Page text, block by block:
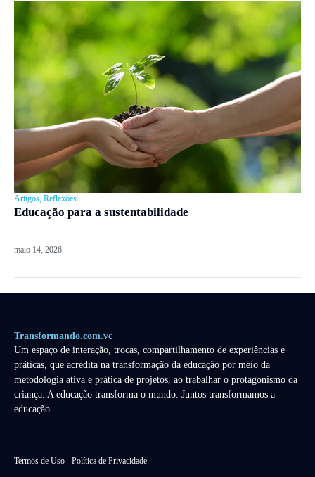
Artigos Reflexões
Educação para a sustentabilidade
maio 14, 2026
Transformando.com.vc
Um espaço de interação, trocas, compartilhamento de experiências e
práticas, que acredita na transformação da educação por meio da
metodologia ativa e prática de projetos, ao trabalhar o protagonismo da
criança. A educação transforma o mundo. Juntos transformamos a
educação.
Termos de Uso Política de Privacidade